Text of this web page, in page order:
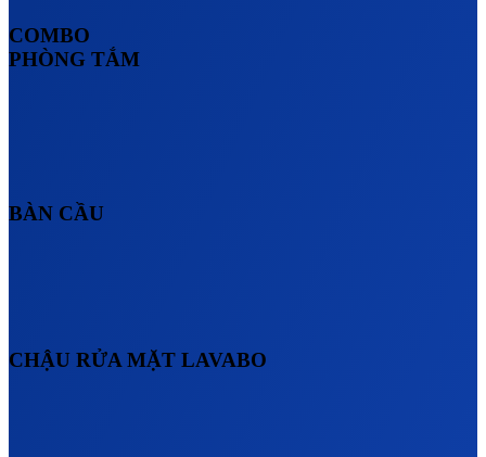
COMBO
PHÒNG TẮM
BÀN CẦU
CHẬU RỬA MẶT LAVABO